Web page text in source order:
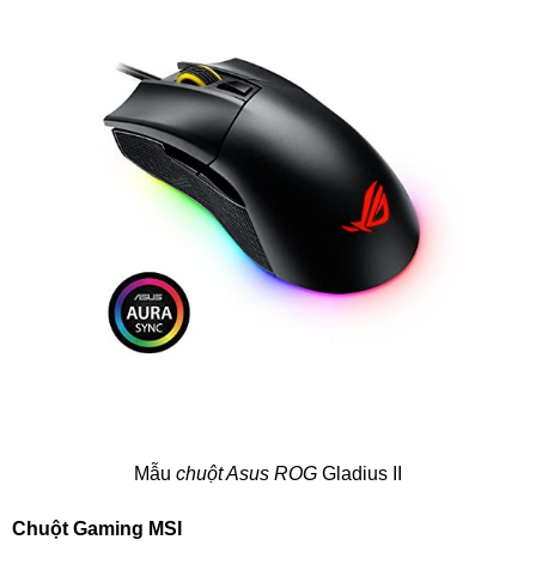
Mẫu chuột Asus ROG Gladius II
Chuột Gaming MSI